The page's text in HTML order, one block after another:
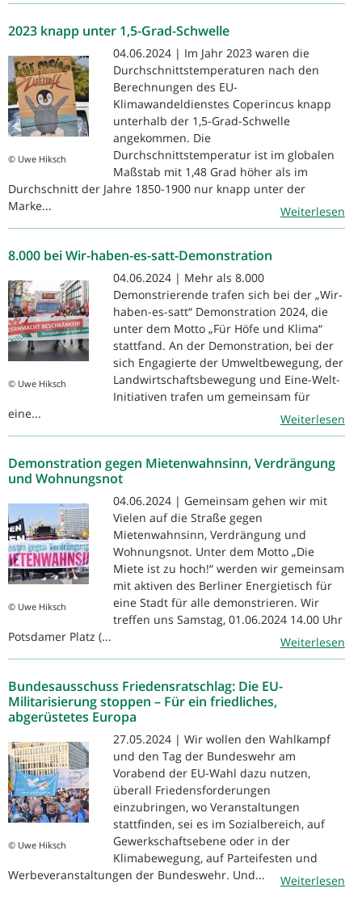
2023 knapp unter 1,5-Grad-Schwelle
© Uwe Hiksch
04.06.2024 | Im Jahr 2023 waren die
Durchschnittstemperaturen nach den
Berechnungen des EU-
Klimawandeldienstes Coperincus knapp
unterhalb der 1,5-Grad-Schwelle
angekommen. Die
Durchschnittstemperatur ist im globalen
Maßstab mit 1,48 Grad höher als im
Durchschnitt der Jahre 1850-1900 nur knapp unter der
Marke...
Weiterlesen
8.000 bei Wir-haben-es-satt-Demonstration
© Uwe Hiksch
04.06.2024 | Mehr als 8.000
Demonstrierende trafen sich bei der „Wir-
haben-es-satt“ Demonstration 2024, die
unter dem Motto „Für Höfe und Klima“
stattfand. An der Demonstration, bei der
sich Engagierte der Umweltbewegung, der
Landwirtschaftsbewegung und Eine-Welt-
Initiativen trafen um gemeinsam für
eine...
Weiterlesen
Demonstration gegen Mietenwahnsinn, Verdrängung
und Wohnungsnot
© Uwe Hiksch
04.06.2024 | Gemeinsam gehen wir mit
Vielen auf die Straße gegen
Mietenwahnsinn, Verdrängung und
Wohnungsnot. Unter dem Motto „Die
Miete ist zu hoch!“ werden wir gemeinsam
mit aktiven des Berliner Energietisch für
eine Stadt für alle demonstrieren. Wir
treffen uns Samstag, 01.06.2024 14.00 Uhr
Potsdamer Platz (...
Weiterlesen
Bundesausschuss Friedensratschlag: Die EU-
Militarisierung stoppen – Für ein friedliches,
abgerüstetes Europa
© Uwe Hiksch
27.05.2024 | Wir wollen den Wahlkampf
und den Tag der Bundeswehr am
Vorabend der EU-Wahl dazu nutzen,
überall Friedensforderungen
einzubringen, wo Veranstaltungen
stattfinden, sei es im Sozialbereich, auf
Gewerkschaftsebene oder in der
Klimabewegung, auf Parteifesten und
Werbeveranstaltungen der Bundeswehr. Und...
Weiterlesen